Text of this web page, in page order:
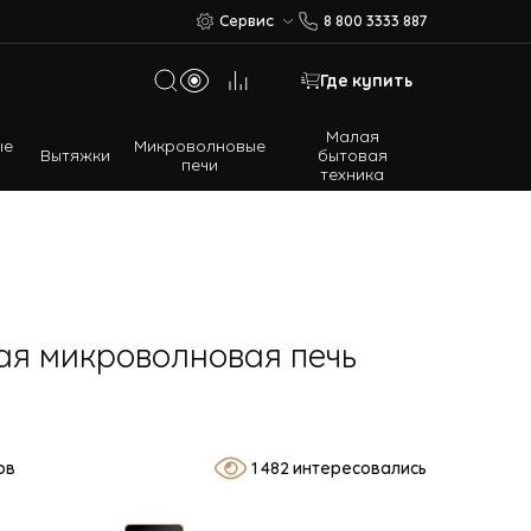
Сервис 8 800 3333 887
Где купить
Вытяжки Микроволновые
печи
Малая
бытовая
техника
Многодверные холодильники
микроволновая печь
1 482 интересовались